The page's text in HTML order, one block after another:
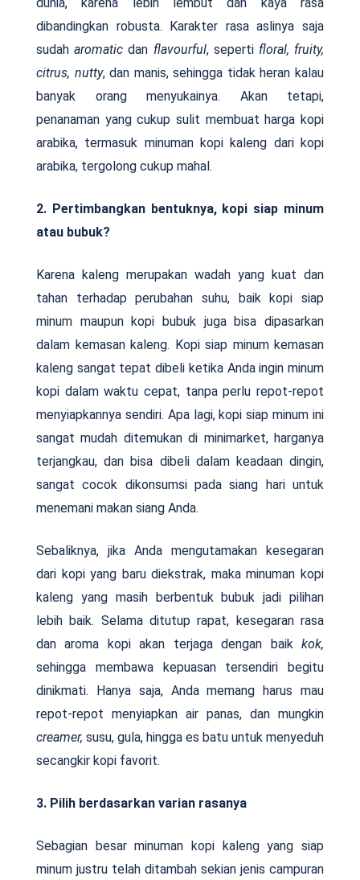
dunia, karena lebih lembut dan kaya rasa
dibandingkan robusta. Karakter rasa aslinya saja
sudaharomatic dan flavourful, seperti floral, fruity,
citrus, nutty, dan manis, sehingga tidak heran kalau
banyak orang menyukainya. Akan tetapi,
penanaman yang cukup sulit membuat harga kopi
arabika, termasuk minuman kopi kaleng dari kopi
arabika, tergolong cukup mahal.
2. Pertimbangkan bentuknya, kopi siap minum
atau bubuk?
Karena kaleng merupakan wadah yang kuat dan
tahan terhadap perubahan suhu, baik kopi siap
minum maupun kopi bubuk juga bisa dipasarkan
dalam kemasan kaleng. Kopi siap minum kemasan
kaleng sangat tepat dibeli ketika Anda ingin minum
kopi dalam waktu cepat, tanpa perlu repot-repot
menyiapkannya sendiri. Apa lagi, kopi siap minum ini
sangat mudah ditemukan di minimarket, harganya
terjangkau, dan bisa dibeli dalam keadaan dingin,
sangat cocok dikonsumsi pada siang hari untuk
menemani makan siang Anda.
Sebaliknya, jika Anda mengutamakan kesegaran
dari kopi yang baru diekstrak, maka minuman kopi
kaleng yang masih berbentuk bubuk jadi pilihan
lebih baik. Selama ditutup rapat, kesegaran rasa
dan aroma kopi akan terjaga dengan baik kok,
sehingga membawa kepuasan tersendiri begitu
dinikmati. Hanya saja, Anda memang harus mau
repot-repot menyiapkan air panas, dan mungkin
creamer, susu, gula, hingga es batu untuk menyeduh
secangkir kopi favorit.
3. Pilih berdasarkan varian rasanya
Sebagian besar minuman kopi kaleng yang siap
minum justru telah ditambah sekian jenis campuran